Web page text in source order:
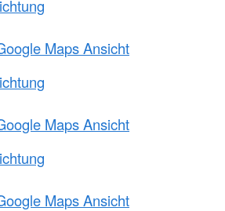
Maps Ansicht
Maps Ansicht
Maps Ansicht